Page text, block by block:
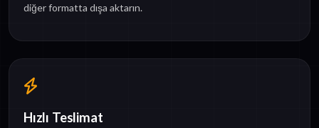
diğer formatta dışa aktarın.
Hızlı Teslimat